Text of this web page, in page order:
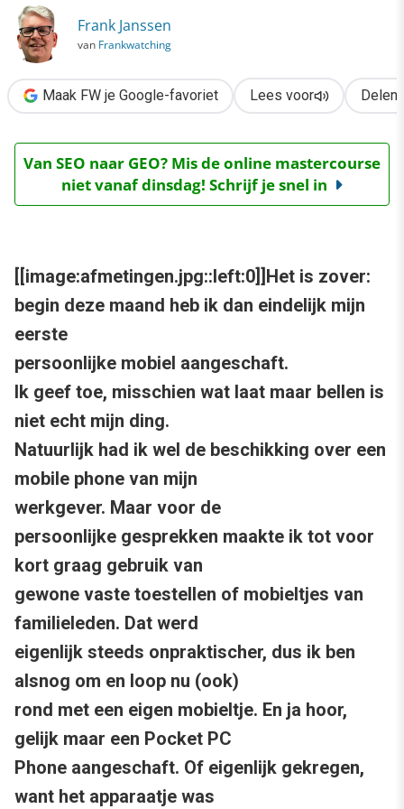
Mijn eerste Pocket PC Phone
Frank Janssen
van Frankwatching
Maak FW je Google-favoriet Lees voor Delen
Van SEO naar GEO? Mis de online mastercourse
niet vanaf dinsdag! Schrijf je snel in
[[image:afmetingen.jpg::left:0]]Het is zover:
begin deze maand heb ik dan eindelijk mijn
eerste
persoonlijke mobiel aangeschaft.
Ik geef toe, misschien wat laat maar bellen is
niet echt mijn ding.
Natuurlijk had ik wel de beschikking over een
mobile phone van mijn
werkgever. Maar voor de
persoonlijke gesprekken maakte ik tot voor
kort graag gebruik van
gewone vaste toestellen of mobieltjes van
familieleden. Dat werd
eigenlijk steeds onpraktischer, dus ik ben
alsnog om en loop nu (ook)
rond met een eigen mobieltje. En ja hoor,
gelijk maar een Pocket PC
Phone aangeschaft. Of eigenlijk gekregen,
want het apparaatje was